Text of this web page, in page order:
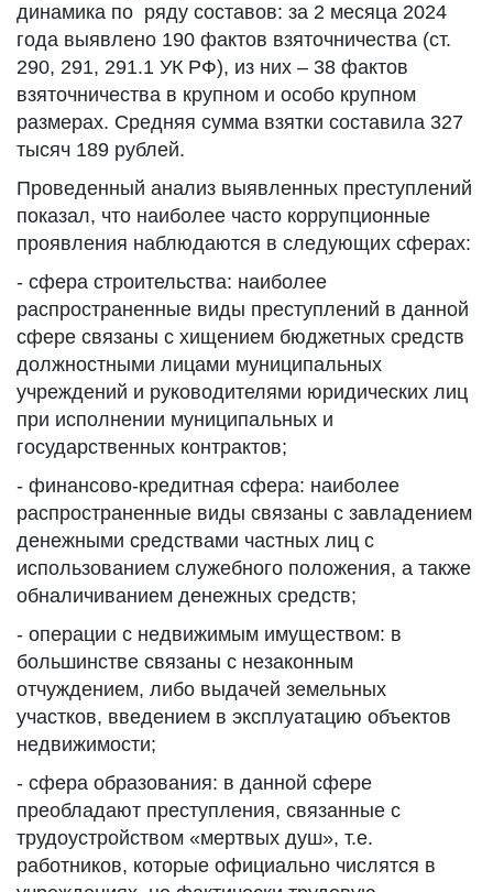
динамика по ряду составов: за 2 месяца 2024
года выявлено 190 фактов взяточничества (ст.
290, 291, 291.1 УК РФ), из них – 38 фактов
взяточничества в крупном и особо крупном
размерах. Средняя сумма взятки составила 327
тысяч 189 рублей.
Проведенный анализ выявленных преступлений
показал, что наиболее часто коррупционные
проявления наблюдаются в следующих сферах:
- сфера строительства: наиболее
распространенные виды преступлений в данной
сфере связаны с хищением бюджетных средств
должностными лицами муниципальных
учреждений и руководителями юридических лиц
при исполнении муниципальных и
государственных контрактов;
- финансово-кредитная сфера: наиболее
распространенные виды связаны с завладением
денежными средствами частных лиц с
использованием служебного положения, а также
обналичиванием денежных средств;
- операции с недвижимым имуществом: в
большинстве связаны с незаконным
отчуждением, либо выдачей земельных
участков, введением в эксплуатацию объектов
недвижимости;
- сфера образования: в данной сфере
преобладают преступления, связанные с
трудоустройством «мертвых душ», т.е.
работников, которые официально числятся в